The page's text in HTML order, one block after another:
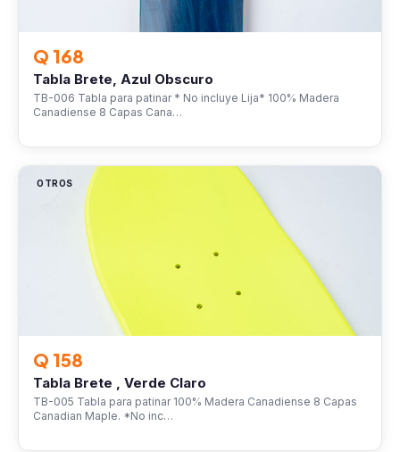
Q 168
Tabla Brete, Azul Obscuro
TB-006 Tabla para patinar * No incluye Lija* 100% Madera
Canadiense 8 Capas Cana…
OTROS
Q 158
Tabla Brete , Verde Claro
TB-005 Tabla para patinar 100% Madera Canadiense 8 Capas
Canadian Maple. *No inc…